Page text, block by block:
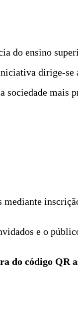
do ensino
dirige-se
mais
mediante
e o
do código QR